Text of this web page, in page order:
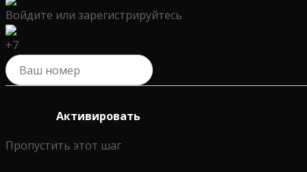
Войдите или зарегистрируйтесь
+7
Активировать
Пропустить этот шаг